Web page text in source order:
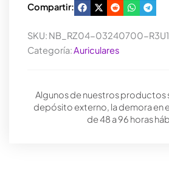
Compartir:
SKU: NB_RZ04-03240700-R3U1
Categoría:Auriculares
Algunos de nuestros productos
depósito externo, la demora en
de 48 a 96 horas